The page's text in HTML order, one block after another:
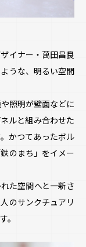
イナー・萬田昌良
うな、明るい空間
照明が壁面などに
ルと組み合わせた
かつてあったボル
のまち」をイメー
た空間へと一新さ
のサンクチュアリ
。